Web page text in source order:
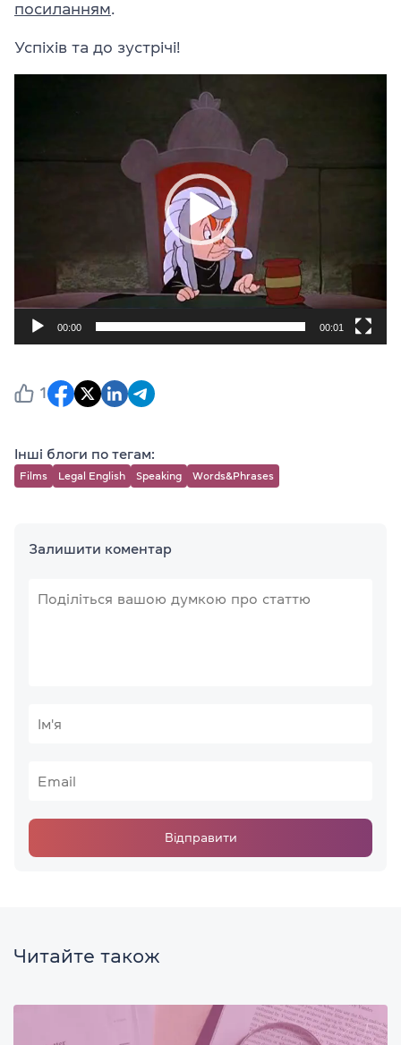
посиланням.
Успіхів та до зустрічі!
00:00 00:01
1
Інші блоги по тегам:
Films Legal English Speaking Words&Phrases
Залишити коментар
Відправити
Читайте також